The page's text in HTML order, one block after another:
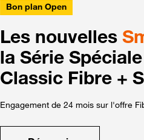
Bon plan Open
Les nouvelles
la Série
Classic Fibre +
Engagement de 24 mois sur l'offre